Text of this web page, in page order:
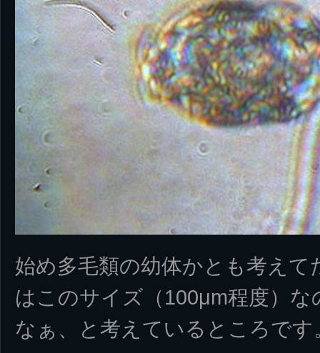
始め多毛類の幼体かとも考え
はこのサイズ（100μm程度）
なぁ、と考えているところです